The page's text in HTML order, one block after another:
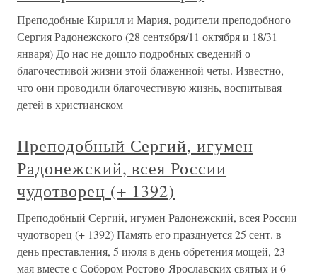
Преподобные Кирилл и Мария, родители преподобного
Сергия Радонежского (28 сентября/11 октября и 18/31
января) До нас не дошло подробных сведений о
благочестивой жизни этой блаженной четы. Известно,
что они проводили благочестивую жизнь, воспитывая
детей в христианском
Преподобный Сергий, игумен
Радонежский, всея России
чудотворец (+ 1392)
Преподобный Сергий, игумен Радонежский, всея России
чудотворец (+ 1392) Память его празднуется 25 сент. в
день преставления, 5 июля в день обретения мощей, 23
мая вместе с Собором Ростово-Ярославских святых и 6